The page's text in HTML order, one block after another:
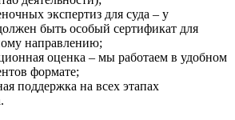
экспертиз для суда – у
быть особый сертификат для
направлению;
оценка – мы работаем в удобном
формате;
поддержка на всех этапах